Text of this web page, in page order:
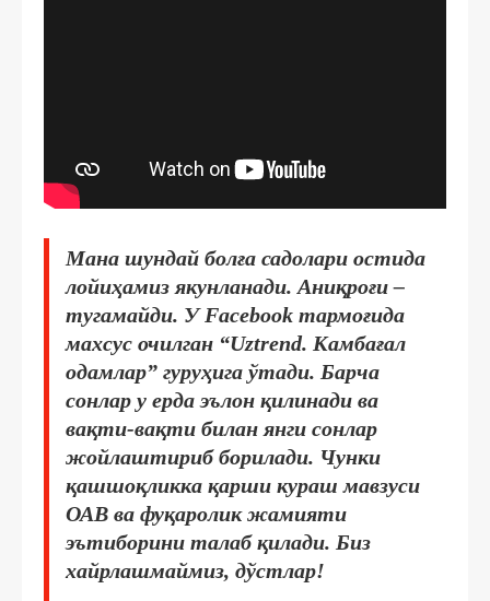
Мана шундай болға садолари остида
лойиҳамиз якунланади. Аниқроғи –
тугамайди. У Facebook тармоғида
махсус очилган “Uztrend. Камбағал
одамлар” гуруҳига ўтади. Барча
сонлар у ерда эълон қилинади ва
вақти-вақти билан янги сонлар
жойлаштириб борилади. Чунки
қашшоқликка қарши кураш мавзуси
ОАВ ва фуқаролик жамияти
эътиборини талаб қилади. Биз
хайрлашмаймиз, дўстлар!